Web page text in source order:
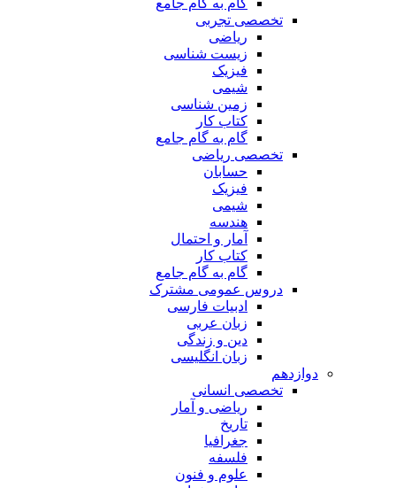
گام به گام جامع
تخصصی تجربی
ریاضی
زیست شناسی
فیزیک
شیمی
زمین شناسی
کتاب کار
گام به گام جامع
تخصصی ریاضی
حسابان
فیزیک
شیمی
هندسه
آمار و احتمال
کتاب کار
گام به گام جامع
دروس عمومی مشترک
ادبیات فارسی
زبان عربی
دین و زندگی
زبان انگلیسی
دوازدهم
تخصصی انسانی
ریاضی و آمار
تاریخ
جغرافیا
فلسفه
علوم و فنون